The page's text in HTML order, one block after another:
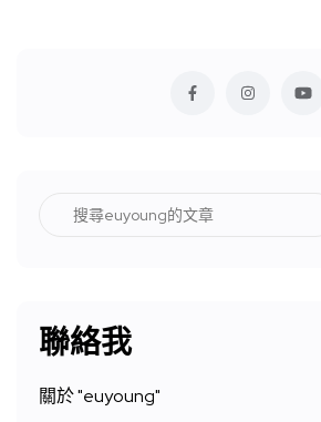
聯絡我
關於 "euyoung"